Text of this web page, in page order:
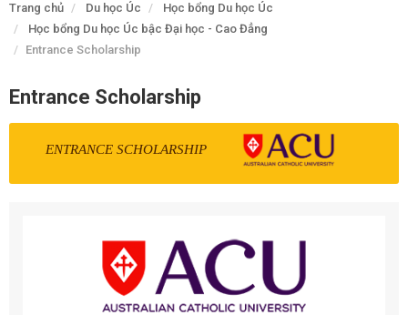
Trang chủ Du học Úc
Học bổng Du học Úc
Học bổng Du học Úc bậc Đại học - Cao Đẳng
Entrance Scholarship
Entrance Scholarship
ENTRANCE SCHOLARSHIP
LIÊN HỆ